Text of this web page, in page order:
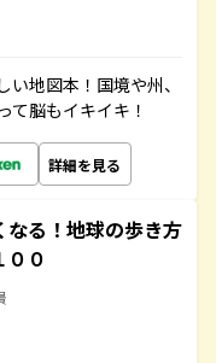
地図本！国境や州、
て脳もイキイキ！
詳細を見る
なる！地球の歩き方
００